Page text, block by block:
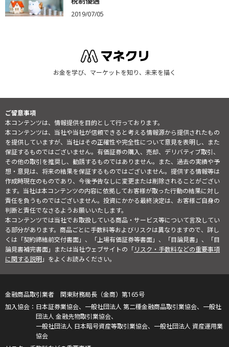
2019/07/05
お金を学び、マーケットを知り、未来を描く
ご留意事項
本コンテンツは、情報提供を目的として行っております。
本コンテンツは、当社や当社が信頼できると考える情報源から提供されたもの
を提供していますが、当社はその正確性や完全性について意見を表明し、また
保証するものではございません。有価証券の購入、売却、デリバティブ取引、
その他の取引を推奨し、勧誘するものではありません。また、過去の実績や予
想・意見は、将来の結果を保証するものではございません。提供する情報等は
作成時現在のものであり、今後予告なしに変更または削除されることがござい
ます。当社は本コンテンツの内容に依拠してお客様が取った行動の結果に対し
責任を負うものではございません。投資にかかる最終決定は、お客様ご自身の
判断と責任でなさるようお願いいたします。
本コンテンツでは当社でお取扱している商品・サービス等について言及してい
る部分があります。商品ごとに手数料等およびリスクは異なりますので、詳し
くは「契約締結前交付書面」、「上場有価証券等書面」、「目論見書」、「目
論見書補完書面」または当社ウェブサイトの「リスク・手数料などの重要事項
に関する説明」をよくお読みください。
金融商品取引業者 関東財務局長（金商）第165号
日本証券業協会、一般社団法人 第二種金融商品取引業協会、一般社
団法人 金融先物取引業協会、
一般社団法人 日本暗号資産等取引業協会、一般社団法人 資産運用業
協会